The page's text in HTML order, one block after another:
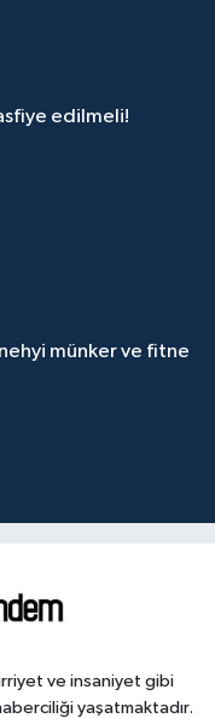
edilmeli!
münker ve fitne
ve insaniyet gibi
yaşatmaktadır.